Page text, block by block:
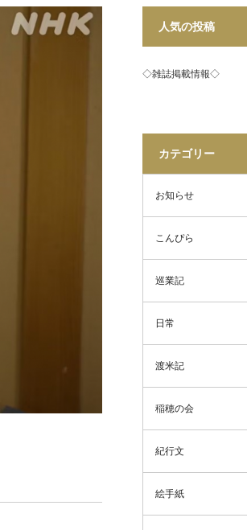
人気の投稿
◇雑誌掲載情報◇
カテゴリー
お知らせ
こんぴら
巡業記
日常
渡米記
稲穂の会
紀行文
絵手紙